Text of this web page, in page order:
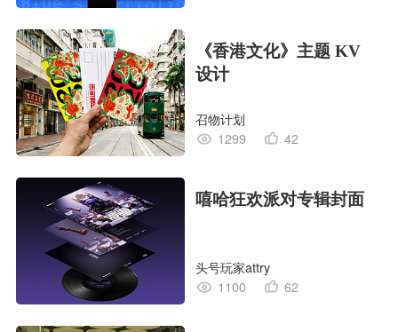
《香港文化》主题 KV
设计
召物计划
1299
42
嘻哈狂欢派对专辑封面
头号玩家attry
1100
62